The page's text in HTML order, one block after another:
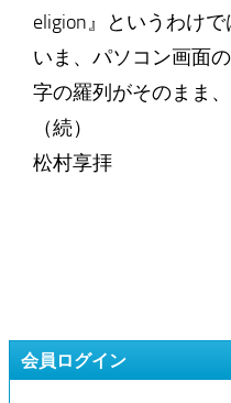
eligion』というわけで
いま、パソコン画面
字の羅列がそのまま
（続）
松村享拝
会員ログイン